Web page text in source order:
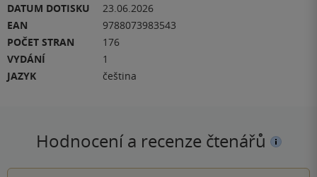
DATUM DOTISKU
23.06.2026
EAN
9788073983543
POČET STRAN
176
VYDÁNÍ
1
JAZYK
čeština
Hodnocení a recenze čtenářů